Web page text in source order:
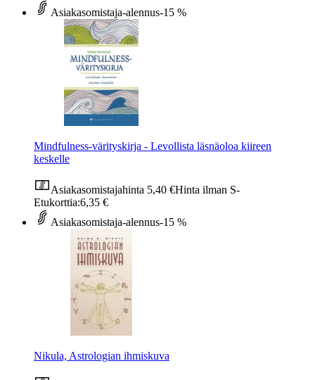
Asiakasomistaja-alennus-15 %
Mindfulness-värityskirja - Levollista läsnäoloa kiireen
keskelle
Asiakasomistajahinta 5,40 €Hinta ilman S-
Etukorttia:6,35 €
Asiakasomistaja-alennus-15 %
Nikula, Astrologian ihmiskuva